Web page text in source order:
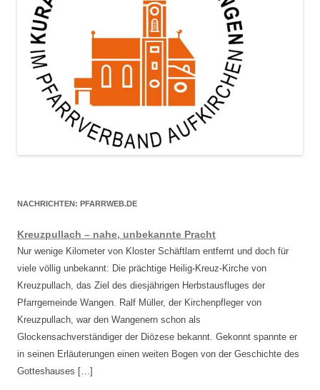
NACHRICHTEN: PFARRWEB.DE
Kreuzpullach – nahe, unbekannte Pracht
Nur wenige Kilometer von Kloster Schäftlarn entfernt und doch für
viele völlig unbekannt: Die prächtige Heilig-Kreuz-Kirche von
Kreuzpullach, das Ziel des diesjährigen Herbstausfluges der
Pfarrgemeinde Wangen. Ralf Müller, der Kirchenpfleger von
Kreuzpullach, war den Wangenern schon als
Glockensachverständiger der Diözese bekannt. Gekonnt spannte er
in seinen Erläuterungen einen weiten Bogen von der Geschichte des
Gotteshauses […]